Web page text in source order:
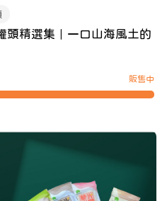
頭精選集｜一口山海風土的
販售中